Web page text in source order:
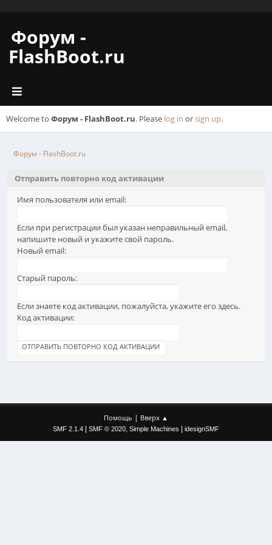
Форум -
FlashBoot.ru
Welcome to Форум - FlashBoot.ru. Please log in orsign up.
Форум - FlashBoot.ru
Отправить повторно код активации
Имя пользователя или email:
Если при регистрации был указан неправильный email,
напишите новый и укажите свой пароль.
Новый email:
Старый пароль:
Если знаете код активации, пожалуйста, укажите его здесь.
Код активации:
Помощь | Вверх ▲
SMF 2.1.4 SMF © 2020, Simple Machines idesignSMF